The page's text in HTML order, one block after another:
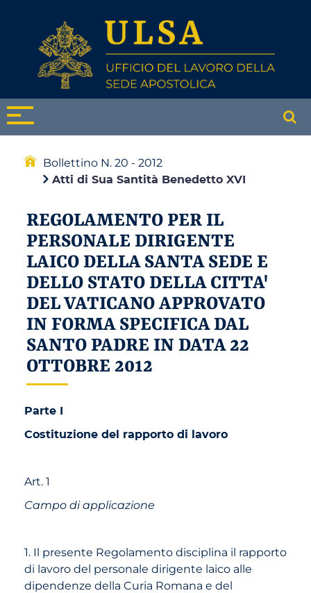
Bollettino N. 20 - 2012
Atti di Sua Santità Benedetto XVI
REGOLAMENTO PER IL
PERSONALE DIRIGENTE
LAICO DELLA SANTA SEDE E
DELLO STATO DELLA CITTA'
DEL VATICANO APPROVATO
IN FORMA SPECIFICA DAL
SANTO PADRE IN DATA 22
OTTOBRE 2012
Parte I
Costituzione del rapporto di lavoro
Art. 1
Campo di applicazione
1. Il presente Regolamento disciplina il rapporto
di lavoro del personale dirigente laico alle
dipendenze della Curia Romana e del